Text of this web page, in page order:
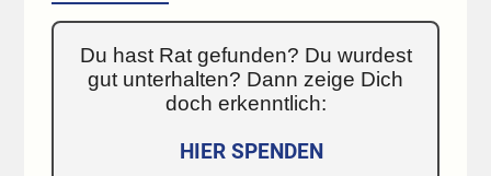
Du hast Rat gefunden? Du wurdest
gut unterhalten? Dann zeige Dich
doch erkenntlich:
HIER SPENDEN